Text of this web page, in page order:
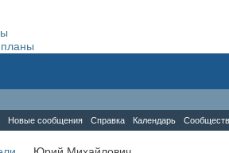
Новые сообщения Справка Календарь